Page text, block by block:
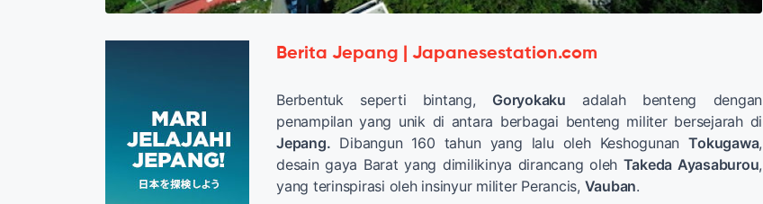
Berita Jepang | Japanesestation.com
Berbentuk seperti bintang, Goryokaku adalah benteng dengan
penampilan yang unik di antara berbagai benteng militer bersejarah di
Jepang. Dibangun 160 tahun yang lalu oleh KeshogunanTokugawa,
desain gaya Barat yang dimilikinya dirancang oleh Takeda Ayasaburou,
yang terinspirasi oleh insinyur militer Perancis, Vauban.